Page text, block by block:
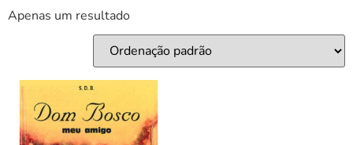
Apenas um resultado